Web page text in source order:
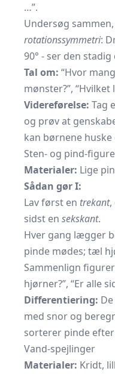
…”.
Undersøg
rotationssymmetri:
90° - ser den stadig
Tal om: “Hvor
mønster?”,
Videreførelse: Tag
og prøv at
kan børnene
Sten- og pind-
Materialer: Lige
Sådan gør I:
Lav først en trekant,
sidst en sekskant.
Hver gang lægger
pinde mødes; tæl
Sammenlign
hjørner?”, “Er alle
Differentiering:
med snor og
sorterer pinde
Vand-spejlinger
Materialer: Kridt,